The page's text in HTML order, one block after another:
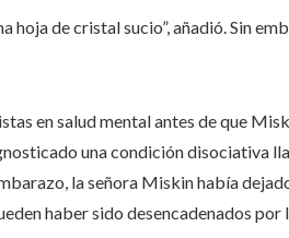
hoja de cristal sucio”, añadió. Sin
en salud mental antes de que
una condición disociativa
la señora Miskin había
haber sido desencadenados por